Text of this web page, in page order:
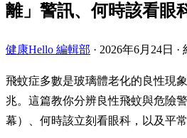
離」警訊、何時該看眼
健康Hello 編輯部 · 2026年6月24日 ·
飛蚊症多數是玻璃體老化的良性現
兆。這篇教你分辨良性飛蚊與危險
幕）、何時該立刻看眼科，以及平常